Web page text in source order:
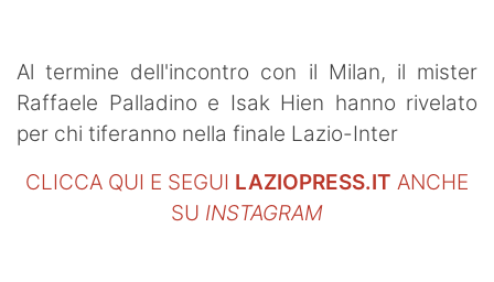
Al termine dell'incontro con il Milan, il mister
Raffaele Palladino e Isak Hien hanno rivelato
per chi tiferanno nella finale Lazio-Inter
CLICCA QUI E SEGUI LAZIOPRESS.IT ANCHE
SU INSTAGRAM